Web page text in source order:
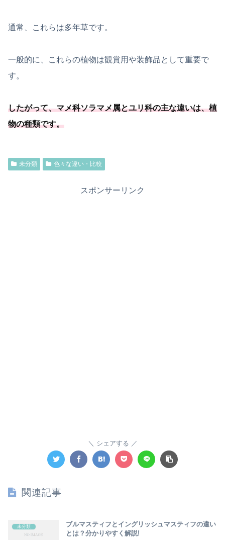
通常、これらは多年草です。
一般的に、これらの植物は観賞用や装飾品として重要で
す。
したがって、マメ科ソラマメ属とユリ科の主な違いは、植
物の種類です。
未分類 色々な違い・比較
スポンサーリンク
シェアする
関連記事
未分類
ブルマスティフとイングリッシュマスティフの違い
とは？分かりやすく解説!